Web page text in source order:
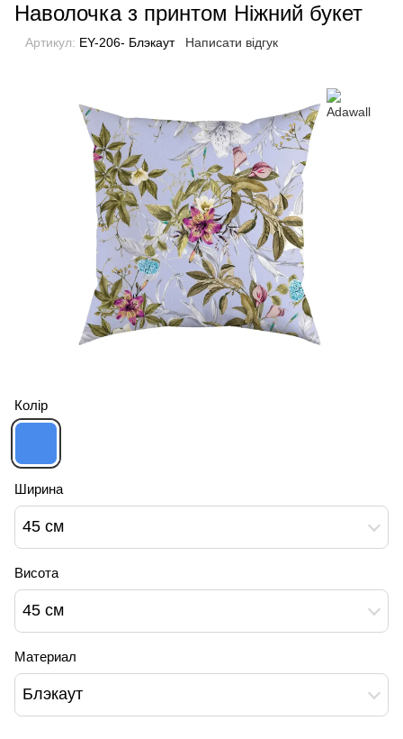
Наволочка з принтом Ніжний букет
Артикул: EY-206- Блэкаут Написати відгук
Колір
Ширина
45 см
Висота
45 см
Материал
Блэкаут